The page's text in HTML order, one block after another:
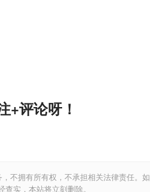
+评论呀！
不拥有所有权，不承担相关法律责任。如
实，本站将立刻删除。